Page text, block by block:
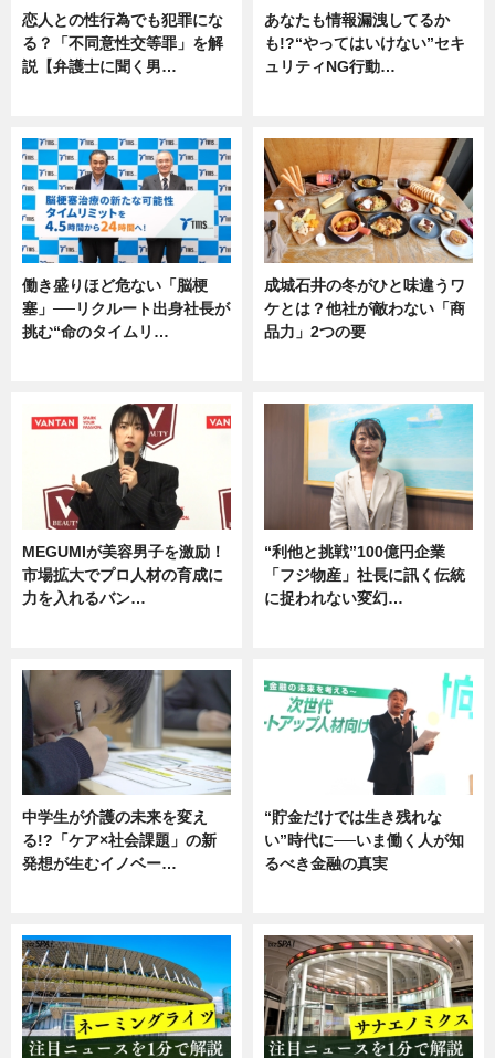
恋人との性行為でも犯罪にな
る？「不同意性交等罪」を解
説【弁護士に聞く男…
あなたも情報漏洩してるか
も!?“やってはいけない”セキ
ュリティNG行動…
働き盛りほど危ない「脳梗
塞」──リクルート出身社長が
挑む“命のタイムリ…
成城石井の冬がひと味違うワ
ケとは？他社が敵わない「商
品力」2つの要
MEGUMIが美容男子を激励！
市場拡大でプロ人材の育成に
力を入れるバン…
“利他と挑戦”100億円企業
「フジ物産」社長に訊く伝統
に捉われない変幻…
中学生が介護の未来を変え
る!?「ケア×社会課題」の新
発想が生むイノベー…
“貯金だけでは生き残れな
い”時代に──いま働く人が知
るべき金融の真実